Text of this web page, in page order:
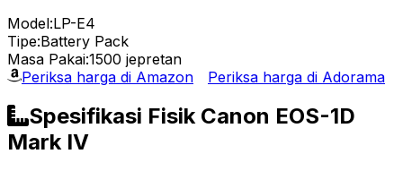
Model:LP-E4
Tipe:Battery Pack
Masa Pakai:1500 jepretan
Periksa harga di Amazon
Periksa harga di Adorama
Spesifikasi Fisik Canon EOS-1D
Mark IV